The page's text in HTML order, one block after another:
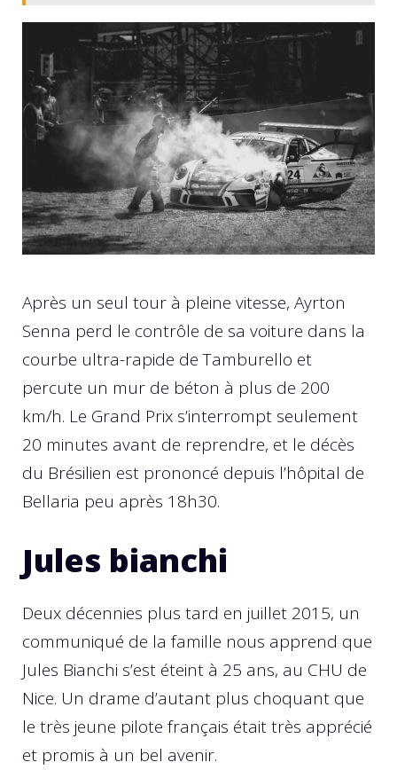
Après un seul tour à pleine vitesse, Ayrton
Senna perd le contrôle de sa voiture dans la
courbe ultra-rapide de Tamburello et
percute un mur de béton à plus de 200
km/h. Le Grand Prix s’interrompt seulement
20 minutes avant de reprendre, et le décès
du Brésilien est prononcé depuis l’hôpital de
Bellaria peu après 18h30.
Jules bianchi
Deux décennies plus tard en juillet 2015, un
communiqué de la famille nous apprend que
Jules Bianchi s’est éteint à 25 ans, au CHU de
Nice. Un drame d’autant plus choquant que
le très jeune pilote français était très apprécié
et promis à un bel avenir.